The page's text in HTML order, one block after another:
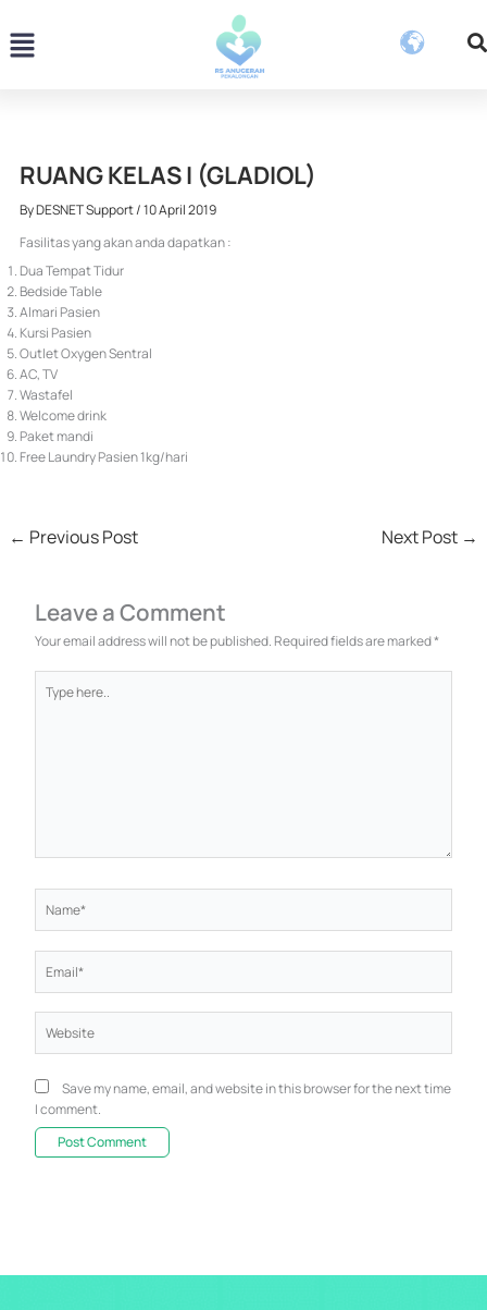
to
content
Menu
RUANG KELAS I (GLADIOL)
ByDESNET Support/10 April 2019
Fasilitas yang akan anda dapatkan :
Dua Tempat Tidur
Bedside Table
Almari Pasien
Kursi Pasien
Outlet Oxygen Sentral
AC, TV
Wastafel
Welcome drink
Paket mandi
Free Laundry Pasien 1kg/hari
← Previous Post Next Post →
Leave a Comment
Your email address will not be published. Required fields are marked*
here..
Save my name, email, and website in this browser for the next time
I comment.